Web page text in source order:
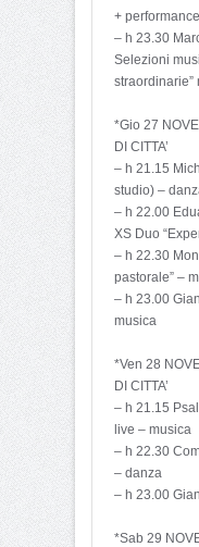
+ performance
– h 23.30
Selezioni
straordinarie”
*Gio 27
DI CITTA’
– h 21.15
studio) –
– h 22.00
XS Duo
– h 22.30
pastorale” –
– h 23.00
musica
*Ven 28
DI CITTA’
– h 21.15
live – musica
– h 22.30
– danza
– h 23.00
*Sab 29